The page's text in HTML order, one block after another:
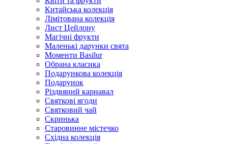
Китайська колекція
Лімітована колекція
Лист Цейлону
Магічні фрукти
Маленькі дарунки свята
Моменти Basilur
Обрана класика
Подарункова колекція
Подарунок
Різдвяний карнавал
Святкові ягоди
Святковий чай
Скринька
Старовинне містечко
Східна колекція